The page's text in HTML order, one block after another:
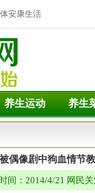
安康生活
养生运动 养生
偶像剧中狗血情节
间：2014/4/21 网民